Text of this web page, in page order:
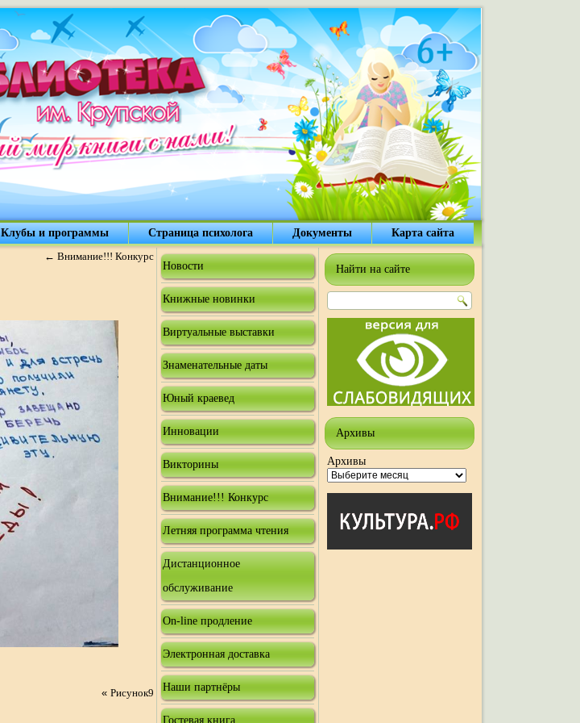
Клубы и программы Страница психолога Документы
Карта сайта
← Внимание!!! Конкурс
« Рисунок9
Новости
Книжные новинки
Виртуальные выставки
Знаменательные даты
Юный краевед
Инновации
Викторины
Внимание!!! Конкурс
Летняя программа чтения
Дистанционное
обслуживание
On-line продление
Электронная доставка
Наши партнёры
Гостевая книга
Найти на сайте
Архивы
Архивы